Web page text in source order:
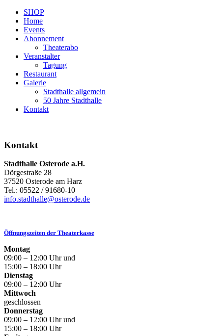
SHOP
Home
Events
Abonnement
Theaterabo
Veranstalter
Tagung
Restaurant
Galerie
Stadthalle allgemein
50 Jahre Stadthalle
Kontakt
Kontakt
Stadthalle Osterode a.H.
Dörgestraße 28
37520 Osterode am Harz
Tel.: 05522 / 91680-10
info.stadthalle@osterode.de
Öffnungszeiten der Theaterkasse
Montag
09:00 – 12:00 Uhr und
15:00 – 18:00 Uhr
Dienstag
09:00 – 12:00 Uhr
Mittwoch
geschlossen
Donnerstag
09:00 – 12:00 Uhr und
15:00 – 18:00 Uhr